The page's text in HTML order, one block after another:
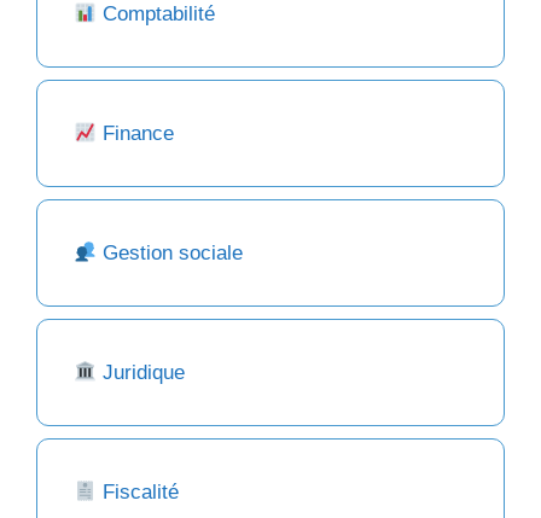
Comptabilité
Finance
Gestion sociale
Juridique
Fiscalité